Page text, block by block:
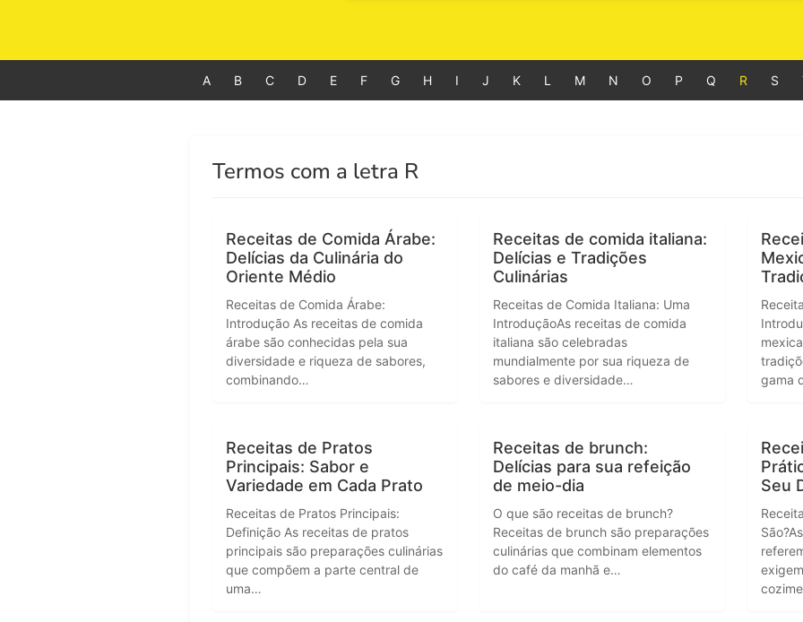
A B C D E F G H I J K L M N O P Q R S
Termos com a letra R
Receitas de Comida Árabe:
Delícias da Culinária do
Oriente Médio
Receitas de Comida Árabe:
Introdução As receitas de comida
árabe são conhecidas pela sua
diversidade e riqueza de sabores,
combinando…
Receitas de comida italiana:
Delícias e Tradições
Culinárias
Receitas de Comida Italiana: Uma
IntroduçãoAs receitas de comida
italiana são celebradas
mundialmente por sua riqueza de
sabores e diversidade…
gama
Receitas de Pratos
Principais: Sabor e
Variedade em Cada Prato
Receitas de Pratos Principais:
Definição As receitas de pratos
principais são preparações culinárias
que compõem a parte central de
uma…
Receitas de brunch:
Delícias para sua refeição
de meio-dia
O que são receitas de brunch?
Receitas de brunch são preparações
culinárias que combinam elementos
do café da manhã e…
Seu